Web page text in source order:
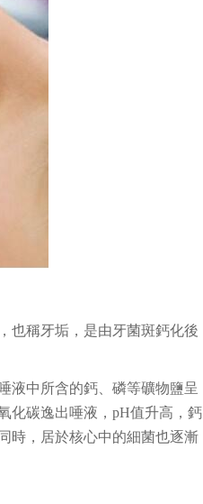
也稱牙垢，是由牙菌斑鈣化後
液中所含的鈣、磷等礦物鹽呈
化碳逸出唾液，pH值升高，鈣
時，居於核心中的細菌也逐漸